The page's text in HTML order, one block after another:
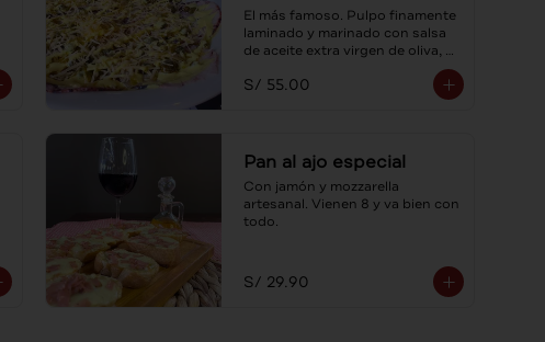
El más famoso. Pulpo finamente
laminado y marinado con salsa
de aceite extra virgen de oliva,
alcaparras y sus tostaditas! Para
compartir.
S/ 55.00
Pan al ajo especial
Con jamón y mozzarella
artesanal. Vienen 8 y va bien con
todo.
S/ 29.90